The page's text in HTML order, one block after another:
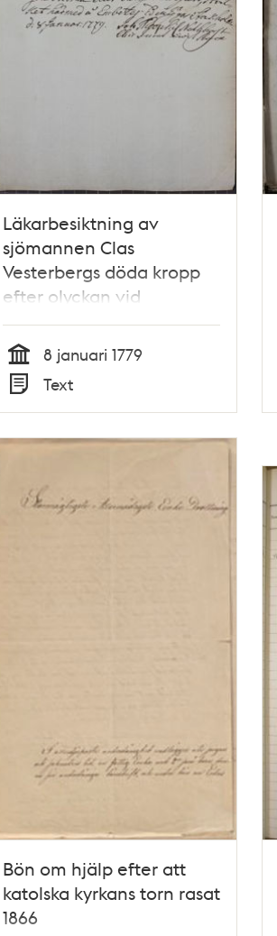
Läkarbesiktning av
sjömannen Clas
Vesterbergs döda kropp
efter olyckan vid
Norrmalmstorg 30
december 1778
Tid
8 januari 1779
Typ
Text
Bön om hjälp efter att
katolska kyrkans torn rasat
1866